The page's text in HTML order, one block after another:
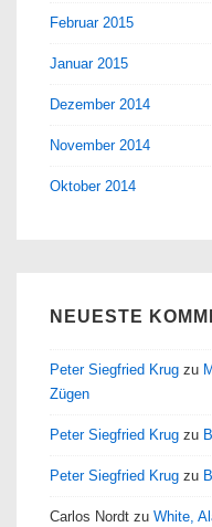
Februar 2015
Januar 2015
Dezember 2014
November 2014
Oktober 2014
NEUESTE
Peter Siegfried Krug zu
Zügen
Peter Siegfried Krug zu
Peter Siegfried Krug zu
Carlos Nordt zu White,